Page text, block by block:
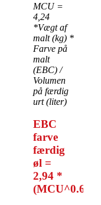
MCU =
4,24
*Vægt af
malt (kg) *
Farve på
malt
(EBC) /
Volumen
på færdig
urt (liter)
EBC
farve
færdig
øl =
2,94 *
(MCU^0.6859)